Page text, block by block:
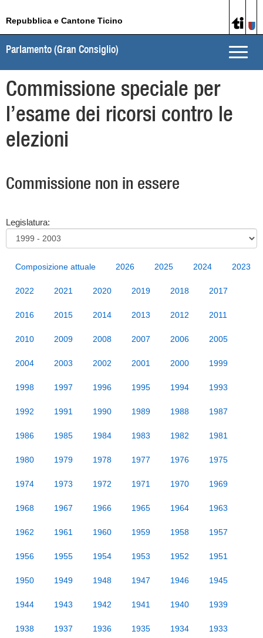
Repubblica e Cantone Ticino
Toggle
Parlamento (Gran Consiglio)
Commissione speciale per
l’esame dei ricorsi contro le
elezioni
Commissione non in essere
Legislatura:
Composizione attuale 2026 2025 2024 2023
2022 2021 2020 2019 2018 2017
2016 2015 2014 2013 2012 2011
2010 2009 2008 2007 2006 2005
2004 2003 2002 2001 2000 1999
1998 1997 1996 1995 1994 1993
1992 1991 1990 1989 1988 1987
1986 1985 1984 1983 1982 1981
1980 1979 1978 1977 1976 1975
1974 1973 1972 1971 1970 1969
1968 1967 1966 1965 1964 1963
1962 1961 1960 1959 1958 1957
1956 1955 1954 1953 1952 1951
1950 1949 1948 1947 1946 1945
1944 1943 1942 1941 1940 1939
1938 1937 1936 1935 1934 1933